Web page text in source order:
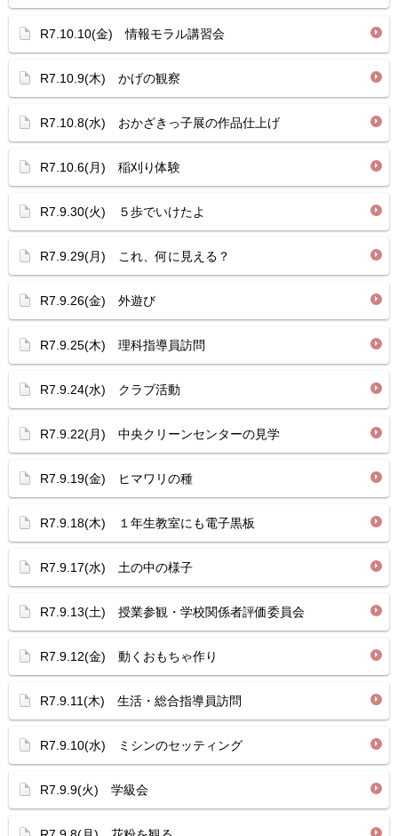
R7.10.10(金) 情報モラル講習会
R7.10.9(木) かげの観察
R7.10.8(水) おかざきっ子展の作品仕上げ
R7.10.6(月) 稲刈り体験
R7.9.30(火) ５歩でいけたよ
R7.9.29(月) これ、何に見える？
R7.9.26(金) 外遊び
R7.9.25(木) 理科指導員訪問
R7.9.24(水) クラブ活動
R7.9.22(月) 中央クリーンセンターの見学
R7.9.19(金) ヒマワリの種
R7.9.18(木) １年生教室にも電子黒板
R7.9.17(水) 土の中の様子
R7.9.13(土) 授業参観・学校関係者評価委員会
R7.9.12(金) 動くおもちゃ作り
R7.9.11(木) 生活・総合指導員訪問
R7.9.10(水) ミシンのセッティング
R7.9.9(火) 学級会